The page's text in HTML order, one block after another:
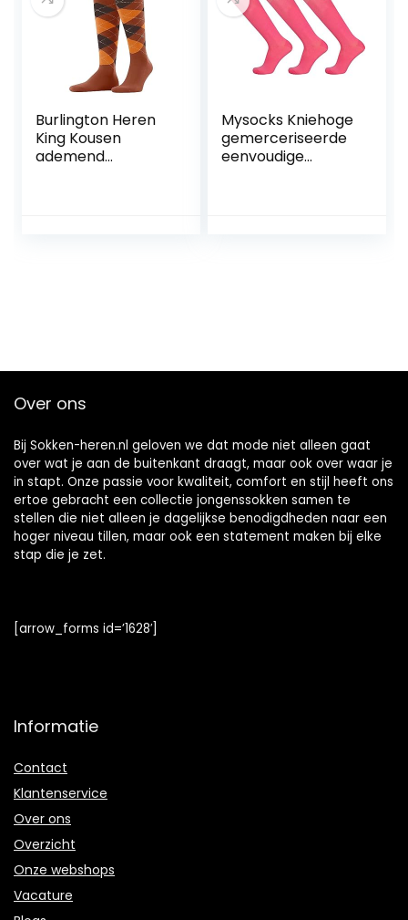
Burlington Heren
King Kousen
ademend
Mysocks Kniehoge
gemerceriseerde
eenvoudige
Over ons
Bij Sokken-heren.nl geloven we dat mode niet alleen gaat
over wat je aan de buitenkant draagt, maar ook over waar je
in stapt. Onze passie voor kwaliteit, comfort en stijl heeft ons
ertoe gebracht een collectie jongenssokken samen te
stellen die niet alleen je dagelijkse benodigdheden naar een
hoger niveau tillen, maar ook een statement maken bij elke
stap die je zet.
[arrow_forms id=’1628′]
Informatie
Contact
Klantenservice
Over ons
Overzicht
Onze webshops
Vacature